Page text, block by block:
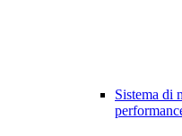
Sistema di